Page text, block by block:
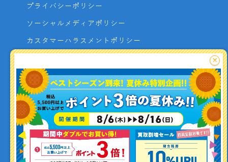
釣り情報を
投稿する
プライバシーポリシー
ソーシャルメディアポリシー
カスタマーハラスメントポリシー
よくあるご質問
お問い合わせ
利用者資金の保全方法
×